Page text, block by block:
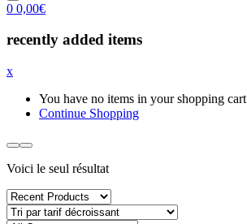
0 0,00€
recently added items
x
You have no items in your shopping cart
Continue Shopping
Voici le seul résultat